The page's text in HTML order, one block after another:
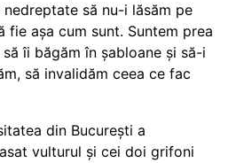
nedreptate să nu-i lăsăm pe
fie așa cum sunt. Suntem prea
îi băgăm în șabloane și să-i
să invalidăm ceea ce fac
din București a
vulturul și cei doi grifoni